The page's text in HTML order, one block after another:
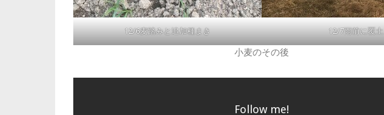
12/6麦踏みと追加種まき 12/7雨前に覆土
小麦のその後
Follow me!